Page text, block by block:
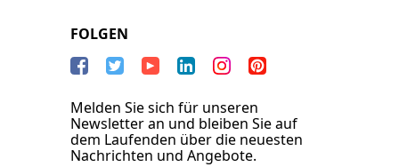
FOLGEN
Melden Sie sich für unseren
Newsletter an und bleiben Sie auf
dem Laufenden über die neuesten
Nachrichten und Angebote.